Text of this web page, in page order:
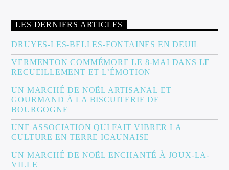
LES DERNIERS ARTICLES
DRUYES-LES-BELLES-FONTAINES EN DEUIL
VERMENTON COMMÉMORE LE 8-MAI DANS LE
RECUEILLEMENT ET L’ÉMOTION
UN MARCHÉ DE NOËL ARTISANAL ET
GOURMAND À LA BISCUITERIE DE
BOURGOGNE
UNE ASSOCIATION QUI FAIT VIBRER LA
CULTURE EN TERRE ICAUNAISE
UN MARCHÉ DE NOËL ENCHANTÉ À JOUX-LA-
VILLE